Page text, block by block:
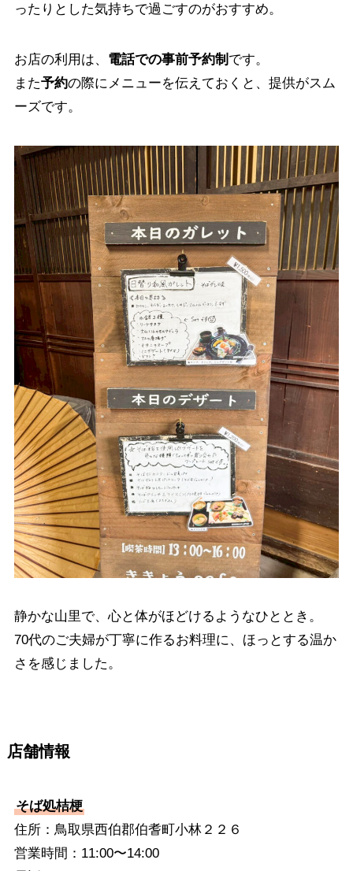
ったりとした気持ちで過ごすのがおすすめ。
お店の利用は、 電話での事前予約制 です。
また予約の際にメニューを伝えておくと、提供がスム
ーズです。
静かな山里で、心と体がほどけるようなひととき。
70代のご夫婦が丁寧に作るお料理に、ほっとする温か
さを感じました。
店舗情報
そば処桔梗
住所：鳥取県西伯郡伯耆町小林２２６
営業時間：11:00〜14:00